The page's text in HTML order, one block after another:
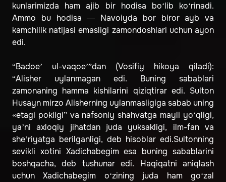
kunlarimizda ham ajib bir hodisa bo‘lib ko‘rinadi.
Ammo bu hodisa — Navoiyda bor biror ayb va
kamchilik natijasi emasligi zamondoshlari uchun ayon
edi.
“Badoe’ ul-vaqoe’”dan (Vosifiy hikoya qiladi):
“Alisher uylanmagan edi. Buning sabablari
zamonaning hamma kishilarini qiziqtirar edi. Sulton
Husayn mirzo Alisherning uylanmasligiga sabab uning
«etagi pokligi” va nafsoniy shahvatga mayli yo‘qligi,
ya’ni axloqiy jihatdan juda yuksakligi, ilm-fan va
she’riyatga berilganligi, deb hisoblar edi.Sultonning
sevikli xotini Xadichabegim esa buning sabablarini
boshqacha, deb tushunar edi. Haqiqatni aniqlash
uchun Xadichabegim o‘zining juda ham go‘zal